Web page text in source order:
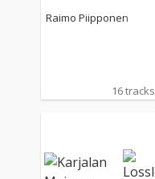
Raimo Piipponen
16 tracks